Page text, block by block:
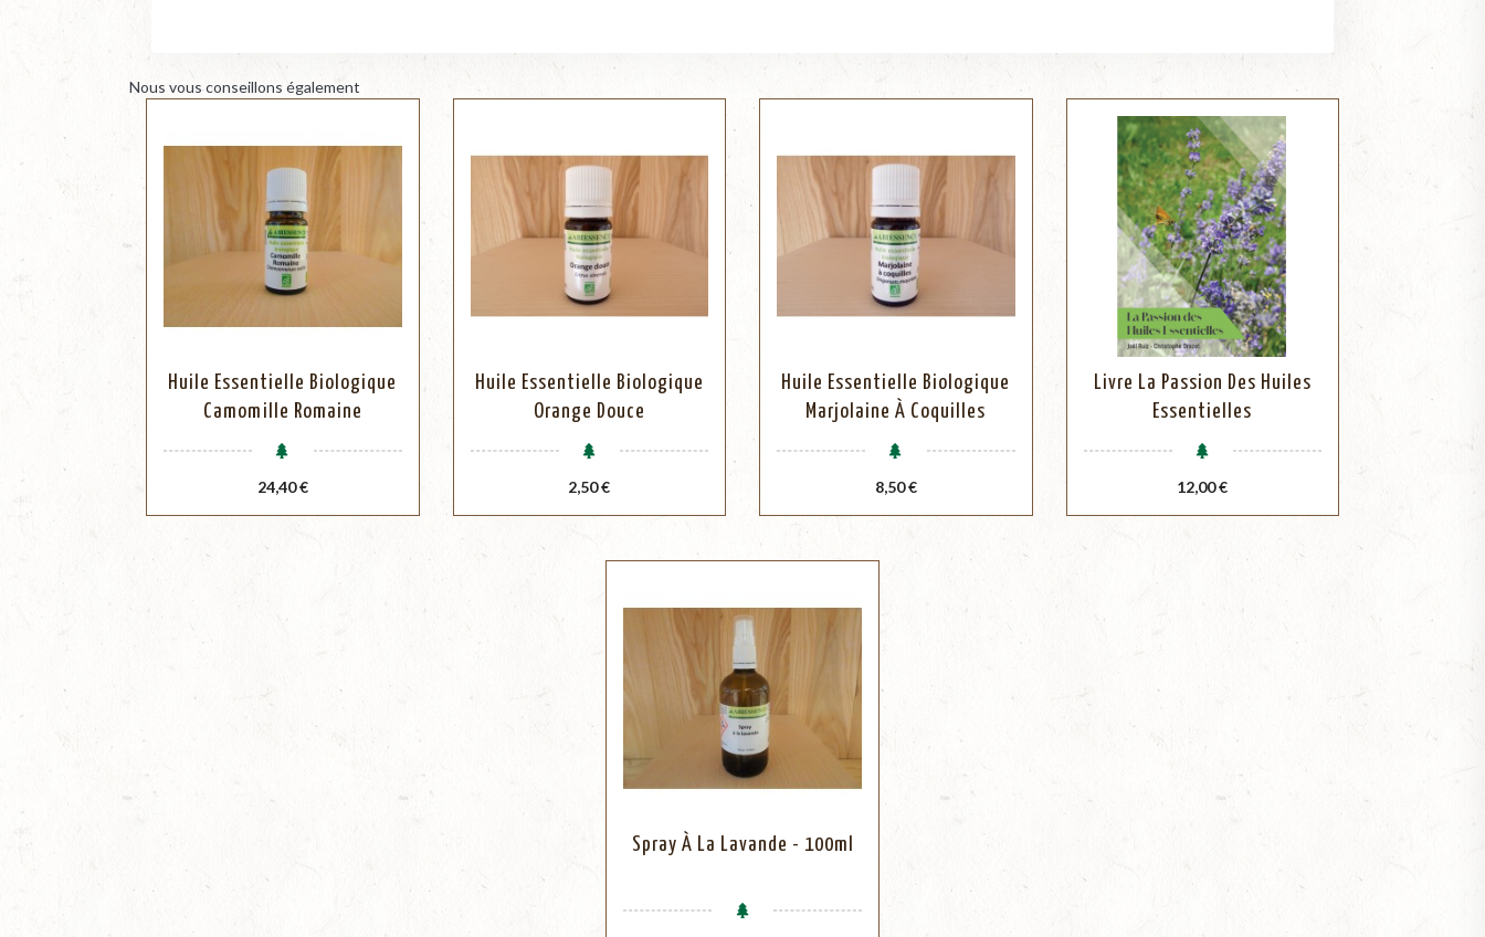
Nous vous conseillons également
Huile Essentielle Biologique
Camomille Romaine
Prix
24,40 €
Huile Essentielle Biologique
Orange Douce
Prix
2,50 €
Huile Essentielle Biologique
Marjolaine À Coquilles
Prix
8,50 €
Livre La Passion Des Huiles
Essentielles
Prix
12,00 €
Spray À La Lavande - 100ml